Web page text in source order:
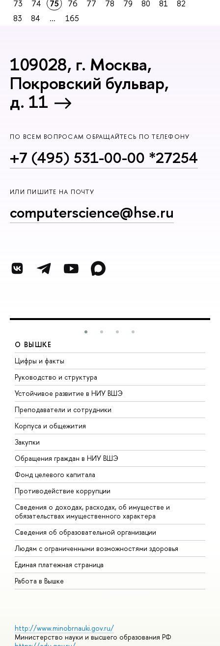
73
74 75 76 77 78 79 80 81
82
83
84 ... 165
109028, г. Москва,
Покровский бульвар,
д. 11
ПО ВСЕМ ВОПРОСАМ ОБРАЩАЙТЕСЬ ПО ТЕЛЕФОНУ
+7 (495) 531-00-00 *27254
ИЛИ ПИШИТЕ НА ПОЧТУ
computerscience@hse.ru
О ВЫШКЕ
Цифры и факты
Руководство и структура
Устойчивое развитие в НИУ ВШЭ
Преподаватели и сотрудники
Корпуса и общежития
Закупки
Обращения граждан в НИУ ВШЭ
Фонд целевого капитала
Противодействие коррупции
Сведения о доходах, расходах, об имуществе и
обязательствах имущественного характера
Сведения об образовательной организации
Людям с ограниченными возможностями здоровья
Единая платежная страница
Работа в Вышке
http://www.minobrnauki.gov.ru/
Министерство науки и высшего образования РФ